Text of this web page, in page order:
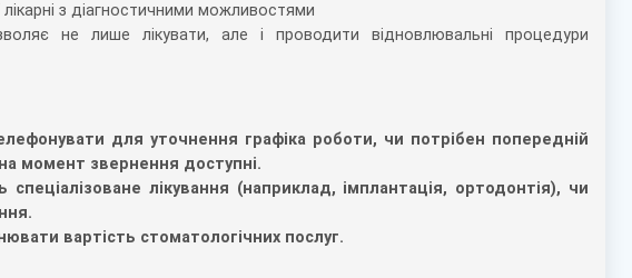
з діагностичними можливостями
не лише лікувати, але і проводити відновлювальні процедури
для уточнення графіка роботи, чи потрібен попередній
момент звернення доступні.
лікування (наприклад, імплантація, ортодонтія), чи
вартість стоматологічних послуг.